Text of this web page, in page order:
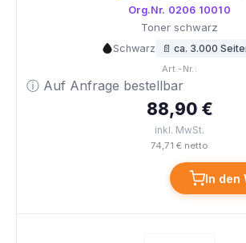
Org.Nr. 0206 10010
Toner schwarz
Schwarz 📄 ca. 3.000
Art.-Nr.:
ⓘ Auf Anfrage bestellbar
88,90 €
inkl. MwSt.
74,71 € netto
In den